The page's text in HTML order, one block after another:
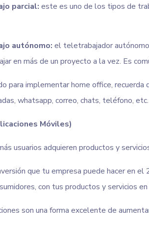
parcial: este es uno de los tipos de
autónomo: el teletrabajador
en más de un proyecto a la vez. Es
para implementar home office,
whatsapp, correo, chats, teléfono,
Móviles)
usuarios adquieren productos y
que tu empresa puede hacer en
con tus productos y servicios
son una forma excelente de